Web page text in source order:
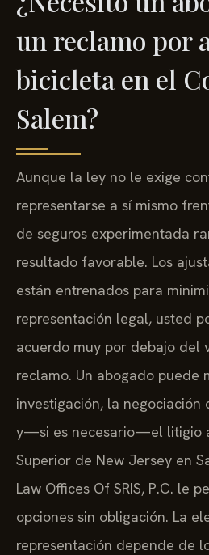
un reclamo por
bicicleta en el
Salem?
Aunque la ley no le exige
representarse a sí mismo
de seguros experimentada
resultado favorable. Los
están entrenados para
representación legal, usted
acuerdo muy por debajo del
reclamo. Un abogado puede
investigación, la negociación
y—si es necesario—el litigio
Superior de New Jersey en
Law Offices Of SRIS, P.C. le
opciones sin obligación. La
representación depende de